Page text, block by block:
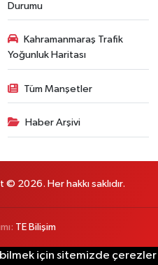
Durumu
Kahramanmaraş Trafik
Yoğunluk Haritası
Tüm Manşetler
Haber Arşivi
2026. Her hakkı saklıdır.
TE Bilişim
için sitemizde çerezler